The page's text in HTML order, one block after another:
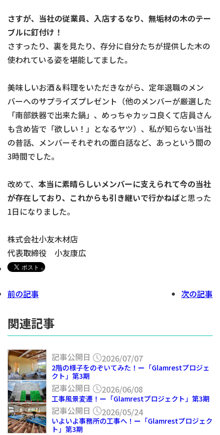
さすが、当社の従業員、入店するなり、無垢材の木のテー
ブルに釘付け！
さすったり、裏を見たり、存分に自分たちが提供した木の
使われている姿を堪能してました。
美味しいお酒＆料理をいただきながら、定年退職のメン
バーへのサプライズプレゼント（他のメンバーが厳選した
「南部鉄器で出来た鍋」、めっちゃカッコ良くて店員さん
も含め皆で「欲しい！」となるヤツ）、私が知らない当社
の昔話、メンバーそれぞれの面白話など、あっという間の
3時間でした。
改めて、 本当に素晴らしいメンバーに支えられて今の当社
が存在しており、これからも引き継いで行かねばと思った
1日になりました。
株式会社小友木材店
代表取締役 小友康広
前の記事 次の記事
関連記事
2階の様子をのぞいてみた！ー「Glamrestプロジェ
クト」第3期
記事公開日 2026/07/07
工事風景変遷！ー「Glamrestプロジェクト」第3期
記事公開日 2026/06/08
いよいよ事務所の工事へ！ー「Glamrestプロジェク
ト」第3期
記事公開日 2026/05/24